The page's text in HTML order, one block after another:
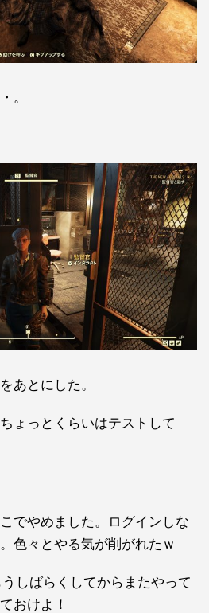
。
あとにした。
ょっとくらいはテストして
でやめました。ログインしな
色々とやる気が削がれたｗ
しばらくしてからまたやって
おけよ！